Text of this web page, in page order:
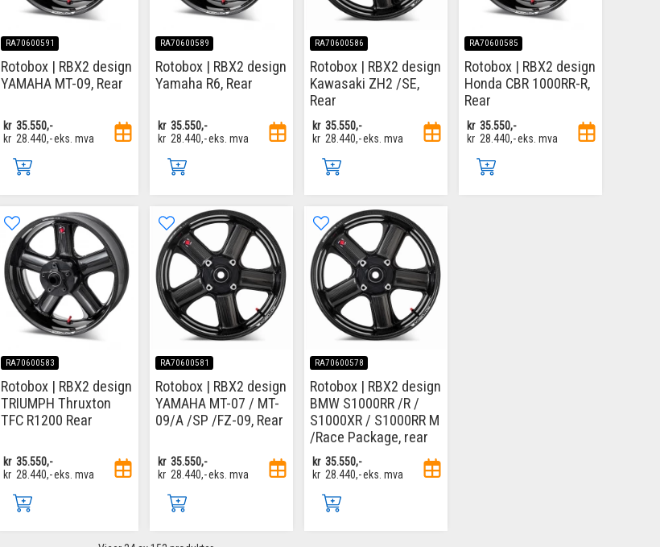
RA70600591
Rotobox | RBX2 design
YAMAHA MT-09, Rear
kr 35.550,-
kr 28.440,-eks. mva
RA70600589
Rotobox | RBX2 design
Yamaha R6, Rear
kr 35.550,-
kr 28.440,-eks. mva
RA70600586
Rotobox | RBX2 design
Kawasaki ZH2 /SE,
Rear
kr 35.550,-
kr 28.440,-eks. mva
RA70600585
Rotobox | RBX2 design
Honda CBR 1000RR-R,
Rear
kr 35.550,-
kr 28.440,-eks. mva
RA70600583
Rotobox | RBX2 design
TRIUMPH Thruxton
TFC R1200 Rear
kr 35.550,-
kr 28.440,-eks. mva
RA70600581
Rotobox | RBX2 design
YAMAHA MT-07 / MT-
09/A /SP /FZ-09, Rear
kr 35.550,-
kr 28.440,-eks. mva
RA70600578
Rotobox | RBX2 design
BMW S1000RR /R /
S1000XR / S1000RR M
/Race Package, rear
kr 35.550,-
kr 28.440,-eks. mva